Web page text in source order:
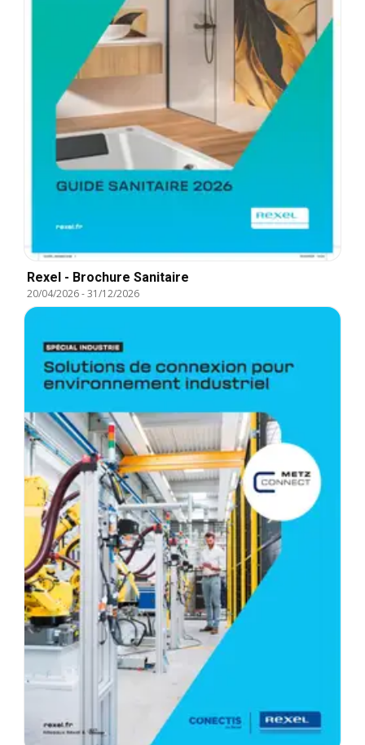
Rexel - Brochure Sanitaire
20/04/2026-31/12/2026